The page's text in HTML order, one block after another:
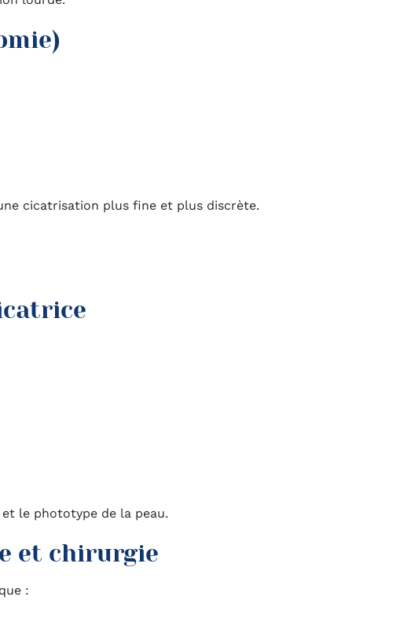
cicatrisation plus fine et plus discrète.
le phototype de la peau.
et chirurgie
: